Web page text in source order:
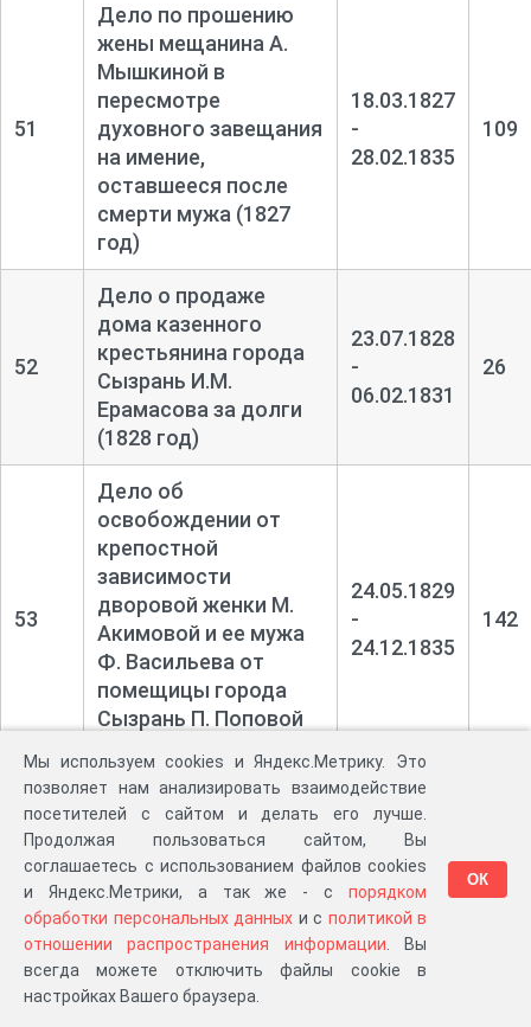
51
Дело по прошению
жены мещанина А.
Мышкиной в
пересмотре
духовного завещания
на имение,
оставшееся после
смерти мужа (1827
год)
18.03.1827
-
28.02.1835
109
52
Дело о продаже
дома казенного
крестьянина города
Сызрань И.М.
Ерамасова за долги
(1828 год)
23.07.1828
-
06.02.1831
26
53
Дело об
освобождении от
крепостной
зависимости
дворовой женки М.
Акимовой и ее мужа
Ф. Васильева от
помещицы города
Сызрань П. Поповой
24.05.1829
-
24.12.1835
142
54
Дело о спорном
дворовом месте
между казенной
крестьянкой города
Сызрань М.
Плотниковой и
мещанином И.
Райковым (1829 год)
07.05.1829
-
12.01.1831
56
Мы используем cookies и Яндекс.Метрику. Это
позволяет нам анализировать взаимодействие
посетителей с сайтом и делать его лучше.
Продолжая пользоваться сайтом, Вы
соглашаетесь с использованием файлов cookies
и Яндекс.Метрики, а так же - с порядком
обработки персональных данных и с политикой в
отношении распространения информации . Вы
всегда можете отключить файлы cookie в
настройках Вашего браузера.
ОК